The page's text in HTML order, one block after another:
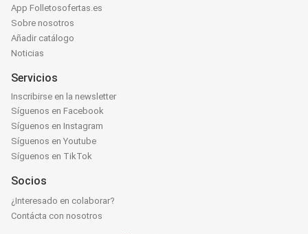
App Folletosofertas.es
Sobre nosotros
Añadir catálogo
Noticias
Servicios
Inscribirse en la newsletter
Síguenos en Facebook
Síguenos en Instagram
Síguenos en Youtube
Síguenos en TikTok
Socios
¿Interesado en colaborar?
Contácta con nosotros